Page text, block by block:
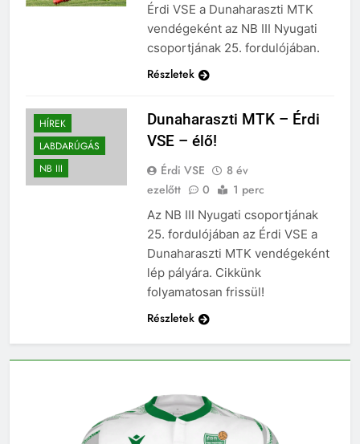
Érdi VSE a Dunaharaszti MTK
vendégeként az NB III Nyugati
csoportjának 25. fordulójában.
Részletek
HÍREK
LABDARÚGÁS
NB III
Dunaharaszti MTK – Érdi
VSE – élő!
Érdi VSE
8 év
ezelőtt
0 1 perc
Az NB III Nyugati csoportjának
25. fordulójában az Érdi VSE a
Dunaharaszti MTK vendégeként
lép pályára. Cikkünk
folyamatosan frissül!
Részletek